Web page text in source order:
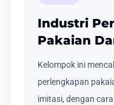
Industri
Pakaian
Kelompok ini
perlengkapan
imitasi, dengan